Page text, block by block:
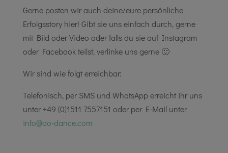
Gerne posten wir auch deine/eure persönliche
Erfolgsstory hier! Gibt sie uns einfach durch, gerne
mit Bild oder Video oder falls du sie auf Instagram
oder Facebook teilst, verlinke uns gerne 🙂
Wir sind wie folgt erreichbar:
Telefonisch, per SMS und WhatsApp erreicht ihr uns
unter +49 (0)1511 7557151 oder per E-Mail unter
info@ao-dance.com